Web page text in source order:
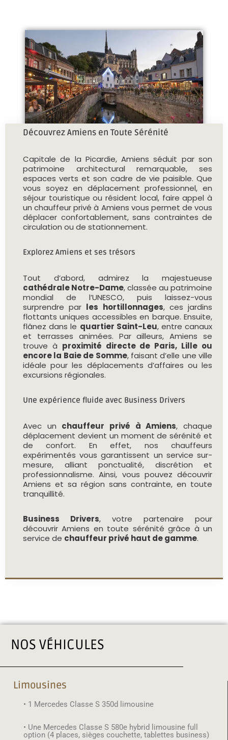
Découvrez Amiens en Toute Sérénité
Capitale de la Picardie, Amiens séduit par son
patrimoine architectural remarquable, ses
espaces verts et son cadre de vie paisible. Que
vous soyez en déplacement professionnel, en
séjour touristique ou résident local, faire appel à
un chauffeur privé à Amiens vous permet de vous
déplacer confortablement, sans contraintes de
circulation ou de stationnement.
Explorez Amiens et ses trésors
Tout d’abord, admirez la majestueuse
cathédrale Notre-Dame, classée au patrimoine
mondial de l’UNESCO, puis laissez-vous
surprendre par les hortillonnages, ces jardins
flottants uniques accessibles en barque. Ensuite,
flânez dans le quartier Saint-Leu, entre canaux
et terrasses animées. Par ailleurs, Amiens se
trouve à proximité directe de Paris, Lille ou
encore la Baie de Somme, faisant d’elle une ville
idéale pour les déplacements d’affaires ou les
excursions régionales.
Une expérience fluide avec Business Drivers
Avec un chauffeur privé à Amiens, chaque
déplacement devient un moment de sérénité et
de confort. En effet, nos chauffeurs
expérimentés vous garantissent un service sur-
mesure, alliant ponctualité, discrétion et
professionnalisme. Ainsi, vous pouvez découvrir
Amiens et sa région sans contrainte, en toute
tranquillité.
Business Drivers, votre partenaire pour
découvrir Amiens en toute sérénité grâce à un
service de chauffeur privé haut de gamme.
NOS VÉHICULES
Limousines
• 1 Mercedes Classe S 350d limousine
• Une Mercedes Classe S 580e hybrid limousine full
option (4 places, sièges couchette, tablettes business)